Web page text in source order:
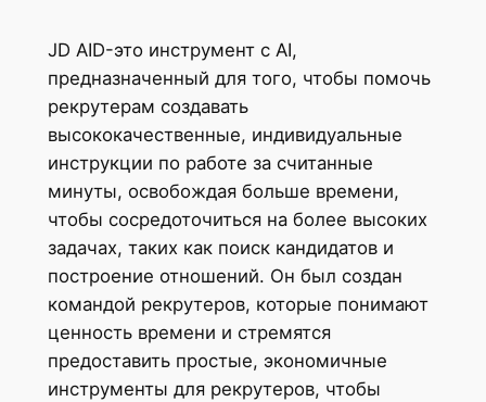
JD AID-это инструмент с AI,
предназначенный для того, чтобы помочь
рекрутерам создавать
высококачественные, индивидуальные
инструкции по работе за считанные
минуты, освобождая больше времени,
чтобы сосредоточиться на более высоких
задачах, таких как поиск кандидатов и
построение отношений. Он был создан
командой рекрутеров, которые понимают
ценность времени и стремятся
предоставить простые, экономичные
инструменты для рекрутеров, чтобы